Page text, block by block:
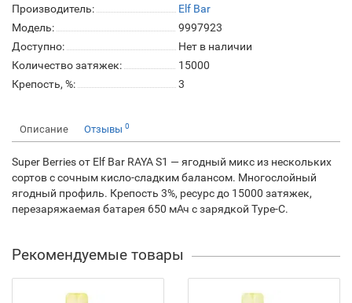
Производитель:
Elf Bar
Модель:
9997923
Доступно:
Нет в наличии
Количество затяжек:
15000
Крепость, %:
3
Описание Отзывы 0
Super Berries от Elf Bar RAYA S1 — ягодный микс из нескольких
сортов с сочным кисло-сладким балансом. Многослойный
ягодный профиль. Крепость 3%, ресурс до 15000 затяжек,
перезаряжаемая батарея 650 мАч с зарядкой Type-C.
Рекомендуемые товары